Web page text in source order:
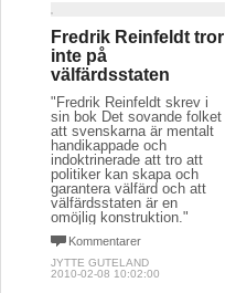
Fredrik Reinfeldt tror
inte på
välfärdsstaten
"Fredrik Reinfeldt skrev i
sin bok Det sovande folket
att svenskarna är mentalt
handikappade och
indoktrinerade att tro att
politiker kan skapa och
garantera välfärd och att
välfärdsstaten är en
omöjlig konstruktion."
Kommentarer
JYTTE GUTELAND
2010-02-08 10:02:00